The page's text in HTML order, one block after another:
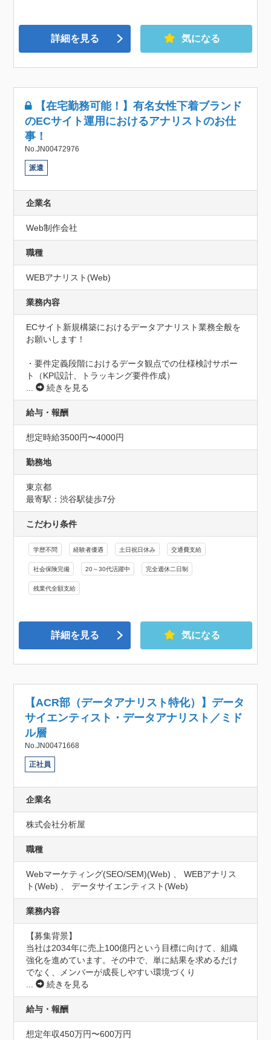
詳細を見る 気になる
【在宅勤務可能！】有名女性下着ブランド
のECサイト運用におけるアナリストのお仕
事！
No.JN00472976
派遣
企業名
Web制作会社
職種
WEBアナリスト(Web)
業務内容
ECサイト新規構築におけるデータアナリスト業務全般を
お願いします！
・要件定義段階におけるデータ観点での仕様検討サポー
...
続きを見る
給与・報酬
想定時給3500円〜4000円
勤務地
東京都
最寄駅：渋谷駅徒歩7分
こだわり条件
学歴不問 経験者優遇 土日祝日休み 交通費支給
社会保険完備 20～30代活躍中 完全週休二日制
残業代全額支給
詳細を見る 気になる
【ACR部（データアナリスト特化）】データ
サイエンティスト・データアナリスト／ミド
ル層
No.JN00471668
正社員
企業名
株式会社分析屋
職種
Webマーケティング(SEO/SEM)(Web) 、 WEBアナリス
ト(Web) 、 データサイエンティスト(Web)
業務内容
【募集背景】
当社は2034年に売上100億円という目標に向けて、組織
強化を進めています。その中で、単に結果を求めるだけ
でなく、メンバーが成長しやすい環境づくり
...
続きを見る
給与・報酬
想定年収450万円〜600万円